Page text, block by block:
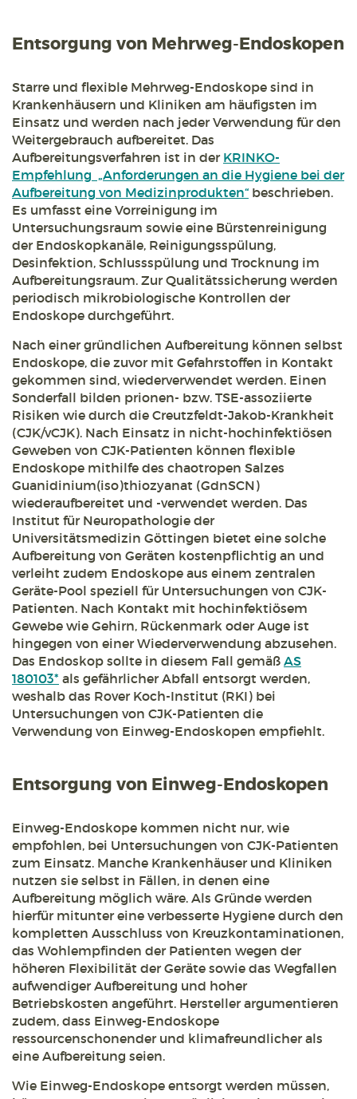
Entsorgung von Mehrweg-Endoskopen
Starre und flexible Mehrweg-Endoskope sind in
Krankenhäusern und Kliniken am häufigsten im
Einsatz und werden nach jeder Verwendung für den
Weitergebrauch aufbereitet. Das
Aufbereitungsverfahren ist in der KRINKO-
Empfehlung „Anforderungen an die Hygiene bei der
Aufbereitung von Medizinprodukten“ beschrieben.
Es umfasst eine Vorreinigung im
Untersuchungsraum sowie eine Bürstenreinigung
der Endoskopkanäle, Reinigungsspülung,
Desinfektion, Schlussspülung und Trocknung im
Aufbereitungsraum. Zur Qualitätssicherung werden
periodisch mikrobiologische Kontrollen der
Endoskope durchgeführt.
Nach einer gründlichen Aufbereitung können selbst
Endoskope, die zuvor mit Gefahrstoffen in Kontakt
gekommen sind, wiederverwendet werden. Einen
Sonderfall bilden prionen- bzw. TSE-assoziierte
Risiken wie durch die Creutzfeldt-Jakob-Krankheit
(CJK/vCJK). Nach Einsatz in nicht-hochinfektiösen
Geweben von CJK-Patienten können flexible
Endoskope mithilfe des chaotropen Salzes
Guanidinium(iso)thiozyanat (GdnSCN)
wiederaufbereitet und -verwendet werden. Das
Institut für Neuropathologie der
Universitätsmedizin Göttingen bietet eine solche
Aufbereitung von Geräten kostenpflichtig an und
verleiht zudem Endoskope aus einem zentralen
Geräte-Pool speziell für Untersuchungen von CJK-
Patienten. Nach Kontakt mit hochinfektiösem
Gewebe wie Gehirn, Rückenmark oder Auge ist
hingegen von einer Wiederverwendung abzusehen.
Das Endoskop sollte in diesem Fall gemäß AS
180103* als gefährlicher Abfall entsorgt werden,
weshalb das Rover Koch-Institut (RKI) bei
Untersuchungen von CJK-Patienten die
Verwendung von Einweg-Endoskopen empfiehlt.
Entsorgung von Einweg-Endoskopen
Einweg-Endoskope kommen nicht nur, wie
empfohlen, bei Untersuchungen von CJK-Patienten
zum Einsatz. Manche Krankenhäuser und Kliniken
nutzen sie selbst in Fällen, in denen eine
Aufbereitung möglich wäre. Als Gründe werden
hierfür mitunter eine verbesserte Hygiene durch den
kompletten Ausschluss von Kreuzkontaminationen,
das Wohlempfinden der Patienten wegen der
höheren Flexibilität der Geräte sowie das Wegfallen
aufwendiger Aufbereitung und hoher
Betriebskosten angeführt. Hersteller argumentieren
zudem, dass Einweg-Endoskope
ressourcenschonender und klimafreundlicher als
eine Aufbereitung seien.
Wie Einweg-Endoskope entsorgt werden müssen,